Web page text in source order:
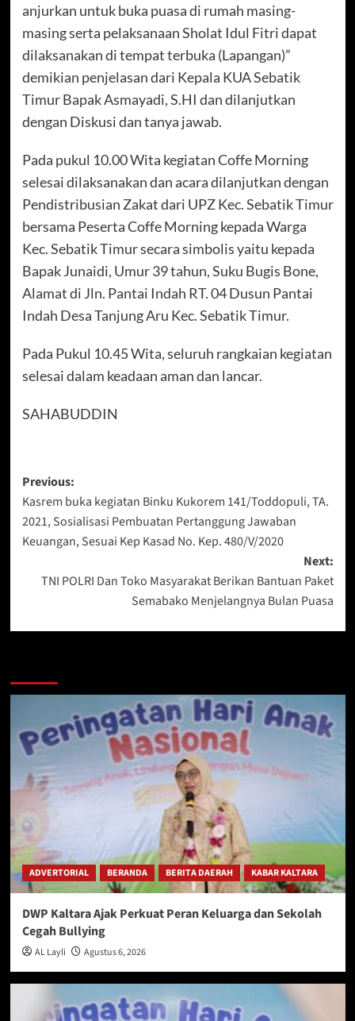
anjurkan untuk buka puasa di rumah masing-
masing serta pelaksanaan Sholat Idul Fitri dapat
dilaksanakan di tempat terbuka (Lapangan)”
demikian penjelasan dari Kepala KUA Sebatik
Timur Bapak Asmayadi, S.HI dan dilanjutkan
dengan Diskusi dan tanya jawab.
Pada pukul 10.00 Wita kegiatan Coffe Morning
selesai dilaksanakan dan acara dilanjutkan dengan
Pendistribusian Zakat dari UPZ Kec. Sebatik Timur
bersama Peserta Coffe Morning kepada Warga
Kec. Sebatik Timur secara simbolis yaitu kepada
Bapak Junaidi, Umur 39 tahun, Suku Bugis Bone,
Alamat di Jln. Pantai Indah RT. 04 Dusun Pantai
Indah Desa Tanjung Aru Kec. Sebatik Timur.
Pada Pukul 10.45 Wita, seluruh rangkaian kegiatan
selesai dalam keadaan aman dan lancar.
SAHABUDDIN
Post
navigation
Previous:
Kasrem buka kegiatan Binku Kukorem 141/Toddopuli, TA.
2021, Sosialisasi Pembuatan Pertanggung Jawaban
Keuangan, Sesuai Kep Kasad No. Kep. 480/V/2020
Next:
TNI POLRI Dan Toko Masyarakat Berikan Bantuan Paket
Semabako Menjelangnya Bulan Puasa
ADVERTORIAL BERANDA BERITA DAERAH KABAR KALTARA
DWP Kaltara Ajak Perkuat Peran Keluarga dan Sekolah
Cegah Bullying
AL Layli Agustus 6, 2026